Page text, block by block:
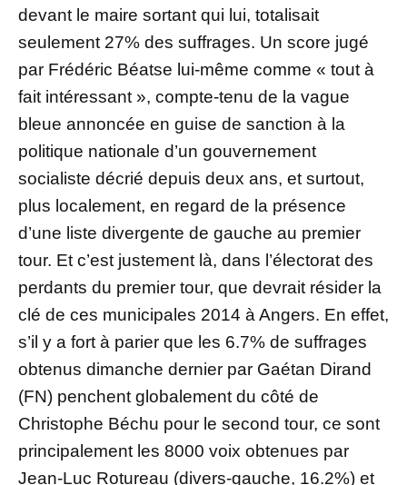
devant le maire sortant qui lui, totalisait
seulement 27% des suffrages. Un score jugé
par Frédéric Béatse lui-même comme « tout à
fait intéressant », compte-tenu de la vague
bleue annoncée en guise de sanction à la
politique nationale d’un gouvernement
socialiste décrié depuis deux ans, et surtout,
plus localement, en regard de la présence
d’une liste divergente de gauche au premier
tour. Et c’est justement là, dans l’électorat des
perdants du premier tour, que devrait résider la
clé de ces municipales 2014 à Angers. En effet,
s’il y a fort à parier que les 6.7% de suffrages
obtenus dimanche dernier par Gaétan Dirand
(FN) penchent globalement du côté de
Christophe Béchu pour le second tour, ce sont
principalement les 8000 voix obtenues par
Jean-Luc Rotureau (divers-gauche, 16.2%) et